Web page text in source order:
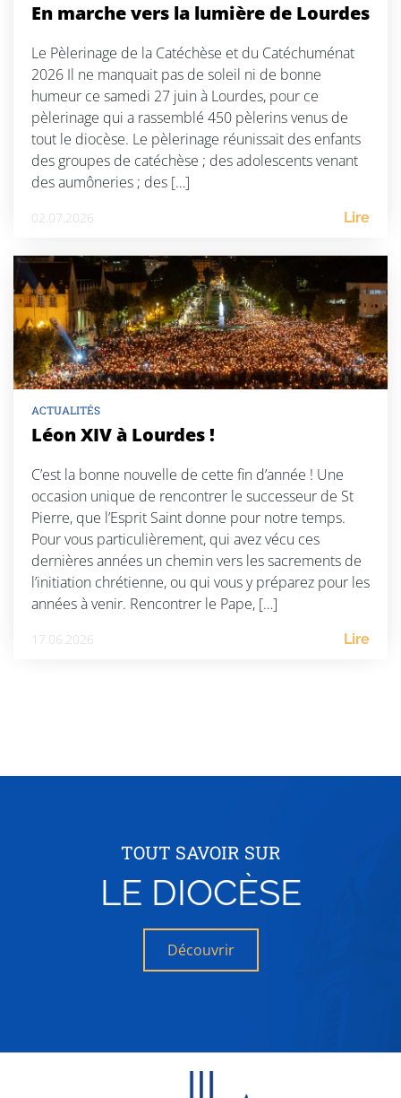
En marche vers la lumière de Lourdes
Le Pèlerinage de la Catéchèse et du Catéchuménat
2026 Il ne manquait pas de soleil ni de bonne
humeur ce samedi 27 juin à Lourdes, pour ce
pèlerinage qui a rassemblé 450 pèlerins venus de
tout le diocèse. Le pèlerinage réunissait des enfants
des groupes de catéchèse ; des adolescents venant
des aumôneries ; des […]
02.07.2026 Lire
ACTUALITÉS
Léon XIV à Lourdes !
C’est la bonne nouvelle de cette fin d’année ! Une
occasion unique de rencontrer le successeur de St
Pierre, que l’Esprit Saint donne pour notre temps.
Pour vous particulièrement, qui avez vécu ces
dernières années un chemin vers les sacrements de
l’initiation chrétienne, ou qui vous y préparez pour les
années à venir. Rencontrer le Pape, […]
17.06.2026 Lire
TOUT SAVOIR SUR
LE DIOCÈSE
Découvrir